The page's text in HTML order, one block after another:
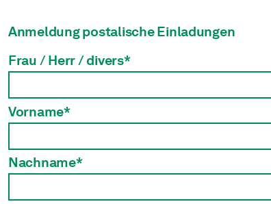
Anmeldung postalische Einladungen
Frau / Herr / divers*
Vorname*
Nachname*